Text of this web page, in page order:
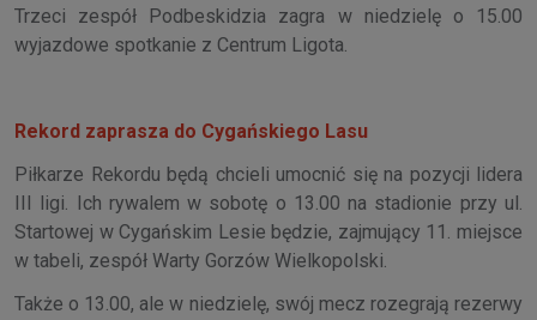
Trzeci zespół Podbeskidzia zagra w niedzielę o 15.00
wyjazdowe spotkanie z Centrum Ligota.
Rekord zaprasza do Cygańskiego Lasu
Piłkarze Rekordu będą chcieli umocnić się na pozycji lidera
III ligi. Ich rywalem w sobotę o 13.00 na stadionie przy ul.
Startowej w Cygańskim Lesie będzie, zajmujący 11. miejsce
w tabeli, zespół Warty Gorzów Wielkopolski.
Także o 13.00, ale w niedzielę, swój mecz rozegrają rezerwy